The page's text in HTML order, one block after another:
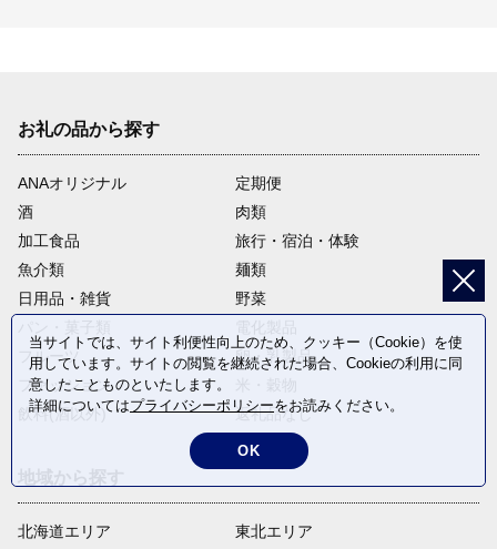
お礼の品から探す
ANAオリジナル
定期便
酒
肉類
加工食品
旅行・宿泊・体験
魚介類
麺類
日用品・雑貨
野菜
フルーツ
卵・乳製品
ファッション
飲料(酒以外)
返礼品なし
北海道エリア
東北エリア
当サイトでは、サイト利便性向上のため、クッキー（Cookie）を使
用しています。サイトの閲覧を継続された場合、Cookieの利用に同
意したことものといたします。
詳細についてはプライバシーポリシーをお読みください。
OK